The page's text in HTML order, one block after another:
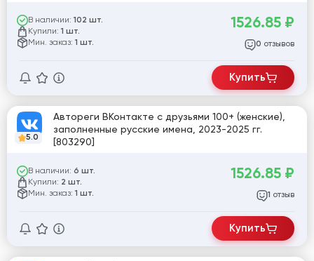
В наличии: 102 шт.
Купили: 1 шт.
Мин. заказ: 1 шт.
1526.85 ₽
0 отзывов
Купить
5.0
Автореги ВКонтакте с друзьями 100+ (женские),
заполненные русские имена, 2023-2025 гг.
[803290]
В наличии: 6 шт.
Купили: 2 шт.
Мин. заказ: 1 шт.
1526.85 ₽
1 отзыв
Купить